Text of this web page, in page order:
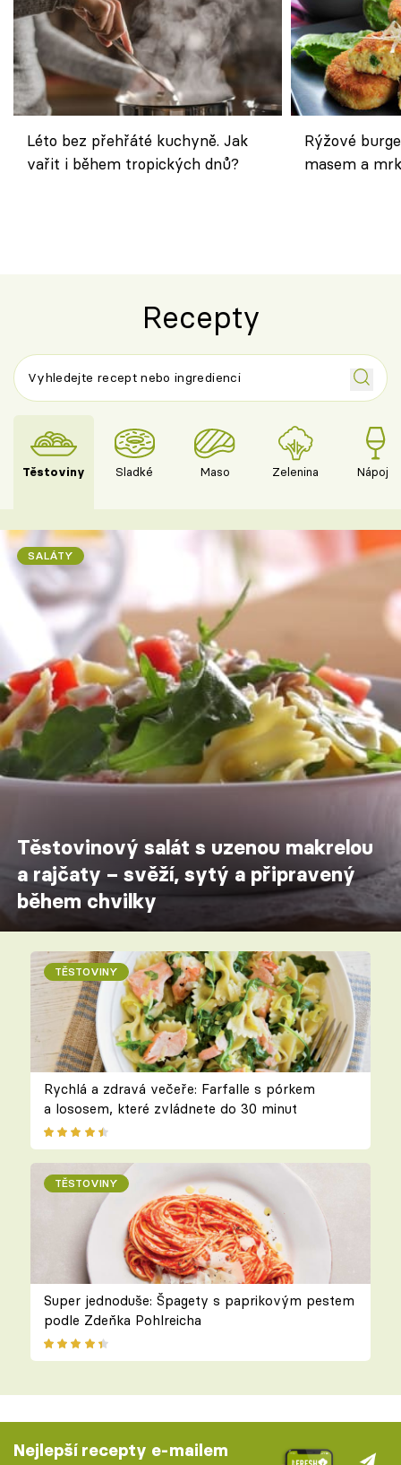
Léto bez přehřáté kuchyně. Jak
vařit i během tropických dnů?
Rýžové
masem a
Recepty
Těstoviny Sladké Maso Zelenina Nápoje
SALÁTY
Těstovinový salát s uzenou makrelou
a rajčaty – svěží, sytý a připravený
během chvilky
TĚSTOVINY
Rychlá a zdravá večeře: Farfalle s pórkem
a lososem, které zvládnete do 30 minut
TĚSTOVINY
Super jednoduše: Špagety s paprikovým pestem
podle Zdeňka Pohlreicha
Nejlepší recepty e-mailem